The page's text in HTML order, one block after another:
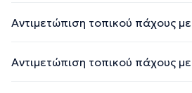
Αντιμετώπιση τοπικού πάχους
Αντιμετώπιση τοπικού πάχους